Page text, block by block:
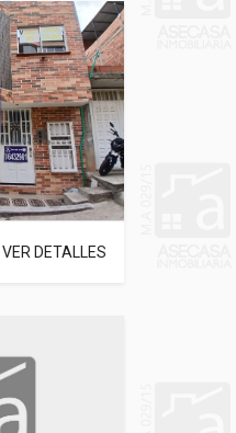
VER DETALLES